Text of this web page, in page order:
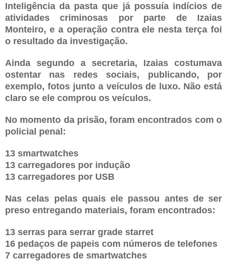
Inteligência da pasta que já possuía indícios de
atividades criminosas por parte de Izaias
Monteiro, e a operação contra ele nesta terça foi
o resultado da investigação.
Ainda segundo a secretaria, Izaias costumava
ostentar nas redes sociais, publicando, por
exemplo, fotos junto a veículos de luxo. Não está
claro se ele comprou os veículos.
No momento da prisão, foram encontrados com o
policial penal:
13 smartwatches
13 carregadores por indução
13 carregadores por USB
Nas celas pelas quais ele passou antes de ser
preso entregando materiais, foram encontrados:
13 serras para serrar grade starret
16 pedaços de papeis com números de telefones
7 carregadores de smartwatches